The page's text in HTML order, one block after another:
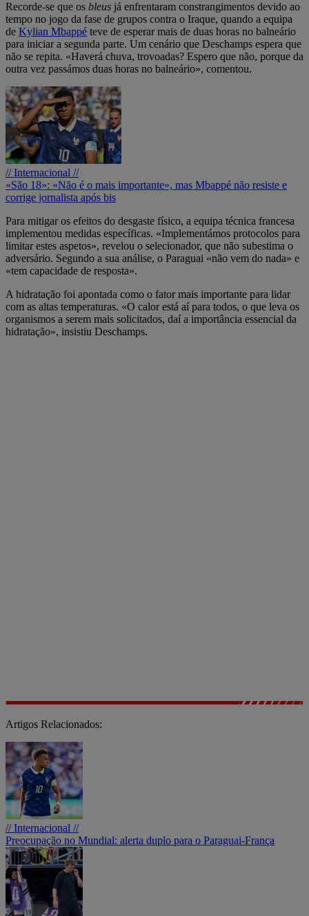
Recorde-se que os bleus já enfrentaram constrangimentos devido ao
tempo no jogo da fase de grupos contra o Iraque, quando a equipa
de Kylian Mbappé teve de esperar mais de duas horas no balneário
para iniciar a segunda parte. Um cenário que Deschamps espera que
não se repita. «Haverá chuva, trovoadas? Espero que não, porque da
outra vez passámos duas horas no balneário», comentou.
// Internacional //
«São 18»: «Não é o mais importante», mas Mbappé não resiste e
corrige jornalista após bis
Para mitigar os efeitos do desgaste físico, a equipa técnica francesa
implementou medidas específicas. «Implementámos protocolos para
limitar estes aspetos», revelou o selecionador, que não subestima o
adversário. Segundo a sua análise, o Paraguai «não vem do nada» e
«tem capacidade de resposta».
A hidratação foi apontada como o fator mais importante para lidar
com as altas temperaturas. «O calor está aí para todos, o que leva os
organismos a serem mais solicitados, daí a importância essencial da
hidratação», insistiu Deschamps.
Artigos Relacionados:
// Internacional //
Preocupação no Mundial: alerta duplo para o Paraguai-França